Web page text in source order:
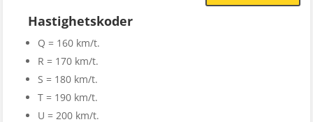
Hastighetskoder
Q = 160 km/t.
R = 170 km/t.
S = 180 km/t.
T = 190 km/t.
U = 200 km/t.